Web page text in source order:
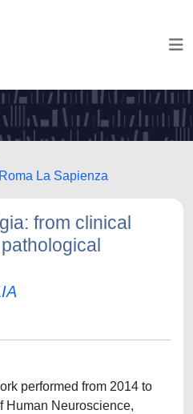
La Sapienza
from clinical
performed from 2014 to
Human Neuroscience,